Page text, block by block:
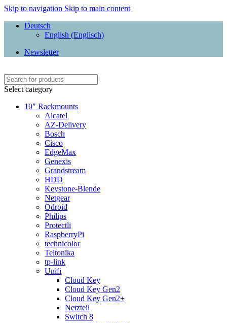
Skip to navigation Skip to main content
Deutsch
English (Englisch)
Newsletter
Select category
10" Rackmounts
Alcatel
AZ-Delivery
Bosch
Cisco
EdgeMax
Genexis
Grandstream
HDD
Keystone-Blende
Netgear
Odroid
Philips
Protectli
RaspberryPi
technicolor
Teltonika
tp-link
Unifi
Cloud Key
Cloud Key Gen2
Cloud Key Gen2+
Netzteil
Switch 8